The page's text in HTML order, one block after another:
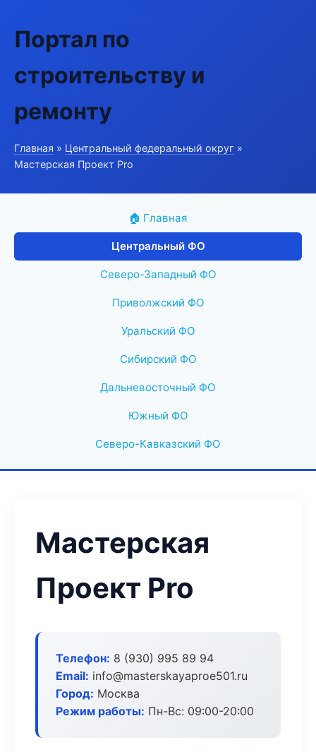
Портал по
строительству и
ремонту
Главная » Центральный федеральный округ »
Мастерская Проект Pro
🏠 Главная
Центральный ФО
Северо-Западный ФО
Приволжский ФО
Уральский ФО
Сибирский ФО
Дальневосточный ФО
Южный ФО
Северо-Кавказский ФО
Мастерская
Проект Pro
Телефон: 8 (930) 995 89 94
Email: info@masterskayaproe501.ru
Город: Москва
Режим работы: Пн-Вс: 09:00-20:00